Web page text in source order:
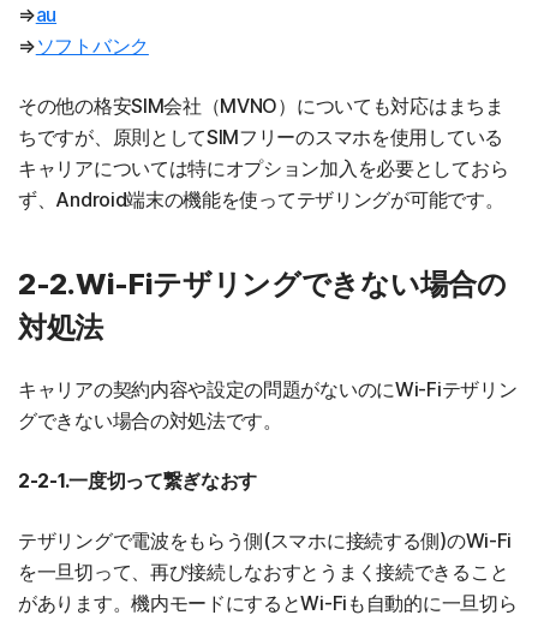
⇒au
⇒ソフトバンク
その他の格安SIM会社（MVNO）についても対応はまちま
ちですが、原則としてSIMフリーのスマホを使用している
キャリアについては特にオプション加入を必要としておら
ず、Android端末の機能を使ってテザリングが可能です。
2-2.Wi-Fiテザリングできない場合の
対処法
キャリアの契約内容や設定の問題がないのにWi-Fiテザリン
グできない場合の対処法です。
2-2-1.一度切って繋ぎなおす
テザリングで電波をもらう側(スマホに接続する側)のWi-Fi
を一旦切って、再び接続しなおすとうまく接続できること
があります。機内モードにするとWi-Fiも自動的に一旦切ら